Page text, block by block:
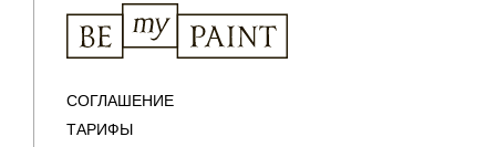
СОГЛАШЕНИЕ
ТАРИФЫ